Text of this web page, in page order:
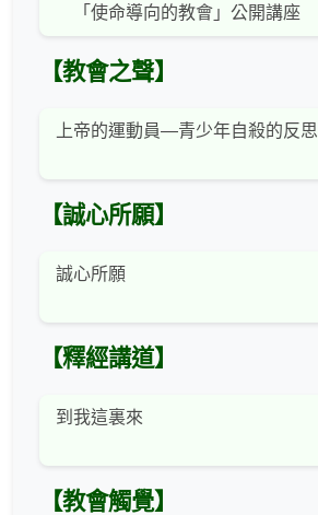
「使命導向的教會」公開講座
【教會之聲】
上帝的運動員—青少年自殺的反思
【誠心所願】
誠心所願
【釋經講道】
到我這裏來
【教會觸覺】